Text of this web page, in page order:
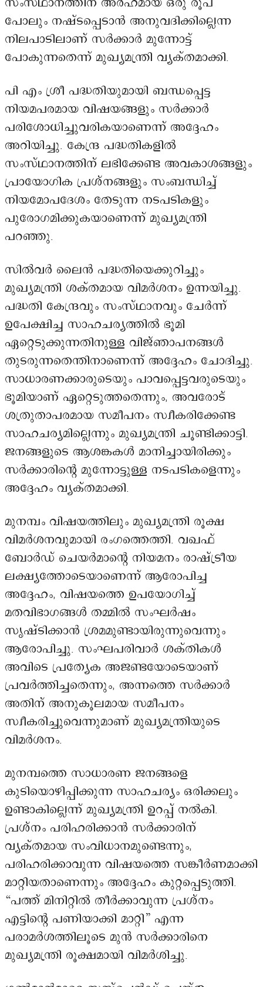
പോലും നഷ്ടപ്പെടാൻ അനുവദിക്കില്ലെന്ന
നിലപാടിലാണ് സർക്കാർ മുന്നോട്ട്
പോകുന്നതെന്ന് മുഖ്യമന്ത്രി വ്യക്തമാക്കി.
പി എം ശ്രീ പദ്ധതിയുമായി ബന്ധപ്പെട്ട
നിയമപരമായ വിഷയങ്ങളും സർക്കാർ
പരിശോധിച്ചുവരികയാണെന്ന് അദ്ദേഹം
അറിയിച്ചു. കേന്ദ്ര പദ്ധതികളിൽ
സംസ്ഥാനത്തിന് ലഭിക്കേണ്ട അവകാശങ്ങളും
പ്രായോഗിക പ്രശ്നങ്ങളും സംബന്ധിച്ച്
നിയമോപദേശം തേടുന്ന നടപടികളും
പുരോഗമിക്കുകയാണെന്ന് മുഖ്യമന്ത്രി
പറഞ്ഞു.
സിൽവർ ലൈൻ പദ്ധതിയെക്കുറിച്ചും
മുഖ്യമന്ത്രി ശക്തമായ വിമർശനം ഉന്നയിച്ചു.
പദ്ധതി കേന്ദ്രവും സംസ്ഥാനവും ചേർന്ന്
ഉപേക്ഷിച്ച സാഹചര്യത്തിൽ ഭൂമി
ഏറ്റെടുക്കുന്നതിനുള്ള വിജ്ഞാപനങ്ങൾ
തുടരുന്നതെന്തിനാണെന്ന് അദ്ദേഹം ചോദിച്ചു.
സാധാരണക്കാരുടെയും പാവപ്പെട്ടവരുടെയും
ഭൂമിയാണ് ഏറ്റെടുത്തതെന്നും, അവരോട്
ശത്രുതാപരമായ സമീപനം സ്വീകരിക്കേണ്ട
സാഹചര്യമില്ലെന്നും മുഖ്യമന്ത്രി ചൂണ്ടിക്കാട്ടി.
ജനങ്ങളുടെ ആശങ്കകൾ മാനിച്ചായിരിക്കും
സർക്കാരിന്റെ മുന്നോട്ടുള്ള നടപടികളെന്നും
അദ്ദേഹം വ്യക്തമാക്കി.
മുനമ്പം വിഷയത്തിലും മുഖ്യമന്ത്രി രൂക്ഷ
വിമർശനവുമായി രംഗത്തെത്തി. വഖഫ്
ബോർഡ് ചെയർമാന്റെ നിയമനം രാഷ്ട്രീയ
ലക്ഷ്യത്തോടെയാണെന്ന് ആരോപിച്ച
അദ്ദേഹം, വിഷയത്തെ ഉപയോഗിച്ച്
മതവിഭാഗങ്ങൾ തമ്മിൽ സംഘർഷം
സൃഷ്ടിക്കാൻ ശ്രമമുണ്ടായിരുന്നുവെന്നും
ആരോപിച്ചു. സംഘപരിവാർ ശക്തികൾ
അവിടെ പ്രത്യേക അജണ്ടയോടെയാണ്
പ്രവർത്തിച്ചതെന്നും, അന്നത്തെ സർക്കാർ
അതിന് അനുകൂലമായ സമീപനം
സ്വീകരിച്ചുവെന്നുമാണ് മുഖ്യമന്ത്രിയുടെ
വിമർശനം.
മുനമ്പത്തെ സാധാരണ ജനങ്ങളെ
കുടിയൊഴിപ്പിക്കുന്ന സാഹചര്യം ഒരിക്കലും
ഉണ്ടാകില്ലെന്ന് മുഖ്യമന്ത്രി ഉറപ്പ് നൽകി.
പ്രശ്നം പരിഹരിക്കാൻ സർക്കാരിന്
വ്യക്തമായ സംവിധാനമുണ്ടെന്നും,
പരിഹരിക്കാവുന്ന വിഷയത്തെ സങ്കീർണമാക്കി
മാറ്റിയതാണെന്നും അദ്ദേഹം കുറ്റപ്പെടുത്തി.
“പത്ത് മിനിറ്റിൽ തീർക്കാവുന്ന പ്രശ്നം
എട്ടിന്റെ പണിയാക്കി മാറ്റി” എന്ന
പരാമർശത്തിലൂടെ മുൻ സർക്കാരിനെ
മുഖ്യമന്ത്രി രൂക്ഷമായി വിമർശിച്ചു.